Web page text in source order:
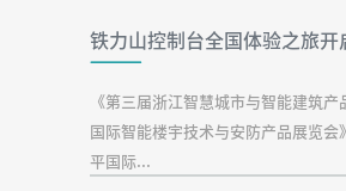
铁力山控制台全国体验之旅开
《第三届浙江智慧城市与智能建筑
国际智能楼宇技术与安防产品展览会
平国际...